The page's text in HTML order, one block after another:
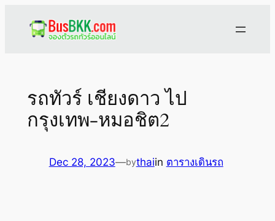
รถทัวร์ เชียงดาว ไป
กรุงเทพ-หมอชิต2
Dec 28, 2023—bythaiin ตารางเดินรถ